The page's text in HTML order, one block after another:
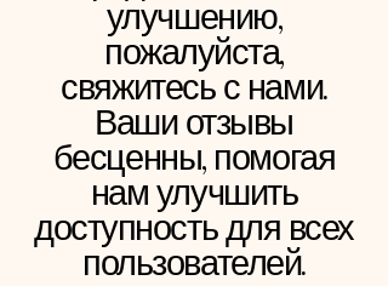
улучшению,
пожалуйста,
свяжитесь с нами.
Ваши отзывы
бесценны, помогая
нам улучшить
доступность для всех
пользователей.